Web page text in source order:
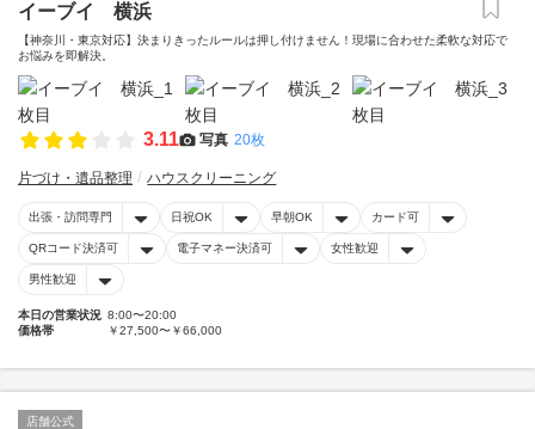
イーブイ 横浜
【神奈川・東京対応】決まりきったルールは押し付けません！現場に合わせた柔軟な対応で
お悩みを即解決。
3.11 写真 20枚
片づけ・遺品整理 ハウスクリーニング
出張・訪問専門 日祝OK 早朝OK カード可
QRコード決済可 電子マネー決済可 女性歓迎
男性歓迎
本日の営業状況 8:00〜20:00
価格帯
￥27,500〜￥66,000
店舗公式